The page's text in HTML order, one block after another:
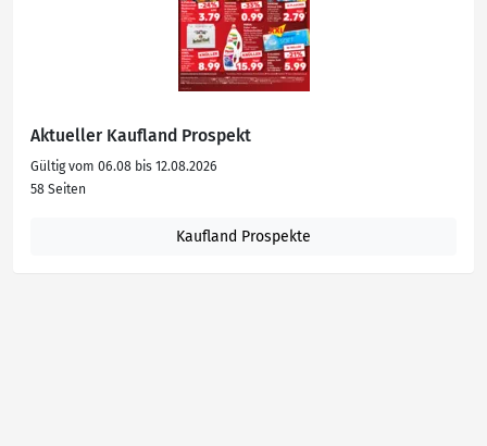
Aktueller Kaufland Prospekt
Gültig vom 06.08 bis 12.08.2026
58 Seiten
Kaufland Prospekte